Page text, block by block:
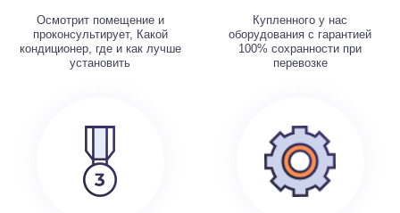
Осмотрит помещение и
проконсультирует, Какой
кондиционер, где и как лучше
установить
Купленного у нас
оборудования с гарантией
100% сохранности при
перевозке